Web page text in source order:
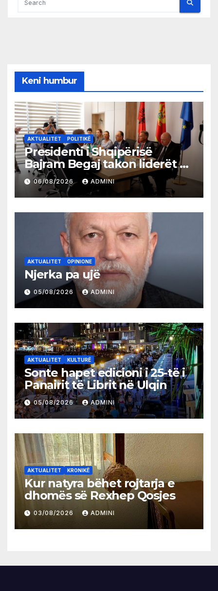
Keni humbur
AKTUALITET POLITIKË
Presidenti i Shqipërisë
Bajram Begaj takon liderët e
partive shqiptare në Ulqin
06/08/2026 ADMINI
AKTUALITET OPINIONE
Njerka pa ujë
05/08/2026 ADMINI
AKTUALITET KULTURË
Sonte hapet edicioni i 25-të i
Panairit të Librit në Ulqin
05/08/2026 ADMINI
AKTUALITET KRONIKË
Kur natyra bëhet rojtarja e
dhomës së Rexhep Qosjes
03/08/2026 ADMINI